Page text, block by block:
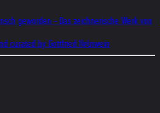
geworden - Das zeichnerische Werk von
curated by Gottfried Helnwein